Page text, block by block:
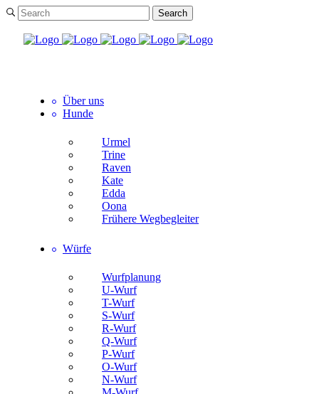
Über uns
Hunde
Urmel
Trine
Raven
Kate
Edda
Oona
Frühere Wegbegleiter
Würfe
Wurfplanung
U-Wurf
T-Wurf
S-Wurf
R-Wurf
Q-Wurf
P-Wurf
O-Wurf
N-Wurf